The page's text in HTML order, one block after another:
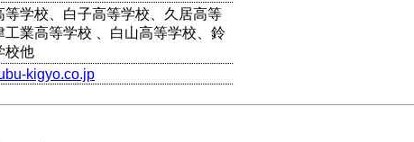
等学校、白子高等学校、久居高等
工業高等学校 、白山高等学校、鈴
校他
kigyo.co.jp